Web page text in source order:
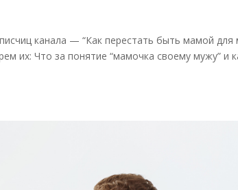
канала — “Как перестать быть мамой для
их: Что за понятие “мамочка своему мужу” и